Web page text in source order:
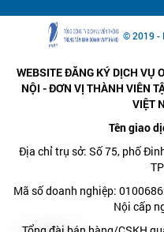
© 2019 -
WEBSITE ĐĂNG KÝ DỊCH VỤ
NỘI - ĐƠN VỊ THÀNH VIÊN
VIỆT
Tên giao
Địa chỉ trụ sở: Số 75, phố
Mã số doanh nghiệp:
Nội cấp